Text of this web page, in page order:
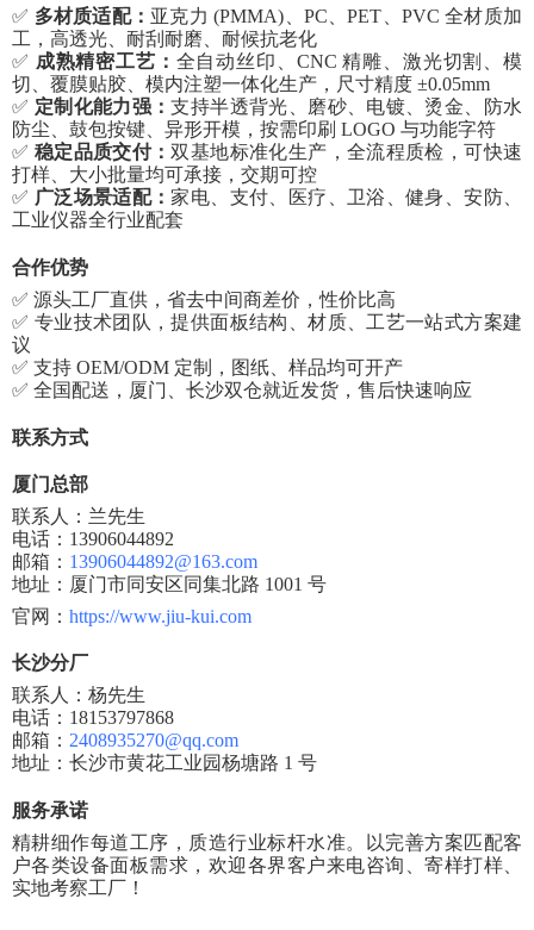
✅ 多材质适配： 亚克力 (PMMA)、PC、PET、PVC 全材质加
工，高透光、耐刮耐磨、耐候抗老化
✅ 成熟精密工艺： 全自动丝印、 CNC 精雕、激光切割、模
切、覆膜贴胶、模内注塑一体化生产，尺寸精度 ±0.05mm
✅ 定制化能力强：支持半透背光、磨砂、电镀、烫金、防水
防尘、鼓包按键、异形开模，按需印刷 LOGO 与功能字符
✅ 稳定品质交付：双基地标准化生产，全流程质检，可快速
打样、大小批量均可承接，交期可控
✅ 广泛场景适配：家电、支付、医疗、卫浴、健身、安防、
工业仪器全行业配套
合作优势
✅ 源头工厂直供，省去中间商差价，性价比高
✅ 专业技术团队，提供面板结构、材质、工艺一站式方案建
议
✅ 支持 OEM/ODM 定制，图纸、样品均可开产
✅ 全国配送，厦门、长沙双仓就近发货，售后快速响应
联系方式
厦门总部
联系人：兰先生
电话： 13906044892
邮箱： 13906044892@163.com
地址：厦门市同安区同集北路 1001 号
官网： https://www.jiu-kui.com
长沙分厂
联系人：杨先生
电话： 18153797868
邮箱： 2408935270@qq.com
地址：长沙市黄花工业园杨塘路 1 号
服务承诺
精耕细作每道工序，质造行业标杆水准。以完善方案匹配客
户各类设备面板需求，欢迎各界客户来电咨询、寄样打样、
实地考察工厂！